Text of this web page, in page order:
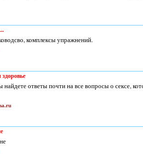
комплексы упражнений.
найдете ответы почти на все вопросы о сексе,